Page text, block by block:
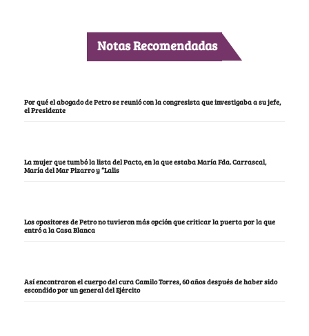
Notas Recomendadas
Por qué el abogado de Petro se reunió con la congresista que investigaba a su jefe,
el Presidente
La mujer que tumbó la lista del Pacto, en la que estaba María Fda. Carrascal,
María del Mar Pizarro y “Lalis
Los opositores de Petro no tuvieron más opción que criticar la puerta por la que
entró a la Casa Blanca
Así encontraron el cuerpo del cura Camilo Torres, 60 años después de haber sido
escondido por un general del Ejército